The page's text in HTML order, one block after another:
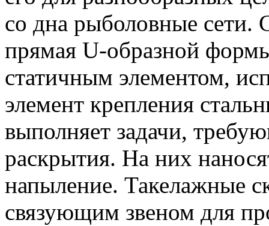
со дна рыболовные сети.
прямая U-образной
статичным элементом,
элемент крепления
выполняет задачи,
раскрытия. На них
напыление. Такелажные
связующим звеном для